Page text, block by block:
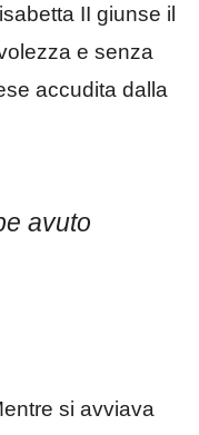
II giunse il
e senza
accudita dalla
avuto
si avviava